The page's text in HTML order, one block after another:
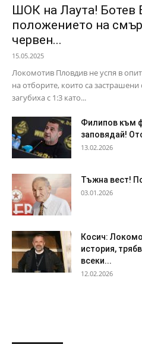
ШОК на Лаута! Ботев
положението на
червен...
15.05.2025
Локомотив Пловдив не успя в
на отборите, които са
загубиха с 1:3 като...
Филипов към
заповядай!
13.02.2026
Тъжна вест!
03.01.2026
Косич:
история,
всеки...
12.02.2026